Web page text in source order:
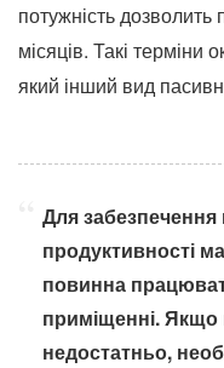
потужність
місяців. Такі терміни
який інший вид
Для забезпечення
продуктивності
повинна
приміщенні. Якщо
недостатньо,